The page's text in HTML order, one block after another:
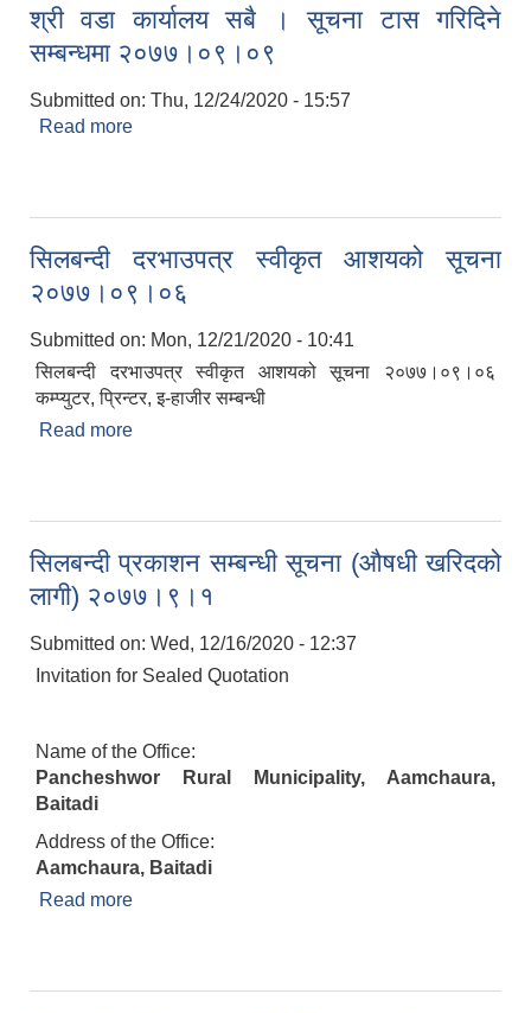
श्री वडा कार्यालय सबै । सूचना टास गरिदिने
सम्बन्धमा २०७७।०९।०९
Submitted on: Thu, 12/24/2020 - 15:57
Read more
सिलबन्दी दरभाउपत्र स्वीकृत आशयको सूचना
२०७७।०९।०६
Submitted on: Mon, 12/21/2020 - 10:41
सिलबन्दी दरभाउपत्र स्वीकृत आशयको सूचना २०७७।०९।०६
कम्प्युटर, प्रिन्टर, इ-हाजीर सम्बन्धी
Read more
सिलबन्दी प्रकाशन सम्बन्धी सूचना (औषधी खरिदको
लागी) २०७७।९।१
Submitted on: Wed, 12/16/2020 - 12:37
Invitation for Sealed Quotation
Name of the Office:
Pancheshwor Rural Municipality, Aamchaura,
Baitadi
Address of the Office:
Aamchaura, Baitadi
Read more